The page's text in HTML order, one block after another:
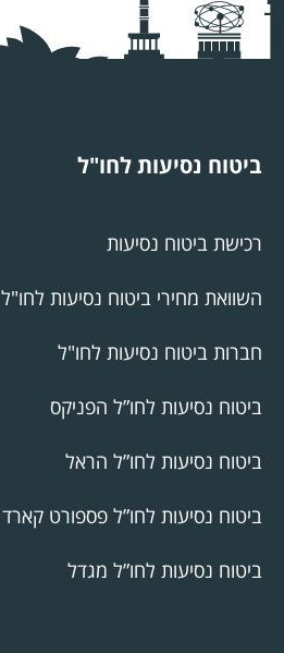
ביטוח נסיעות לחו"ל
רכישת ביטוח נסיעות
השוואת מחירי ביטוח נסיעות לחו"ל
חברות ביטוח נסיעות לחו"ל
ביטוח נסיעות לחו”ל הפניקס
ביטוח נסיעות לחו”ל הראל
ביטוח נסיעות לחו”ל פספורט קארד
ביטוח נסיעות לחו”ל מגדל